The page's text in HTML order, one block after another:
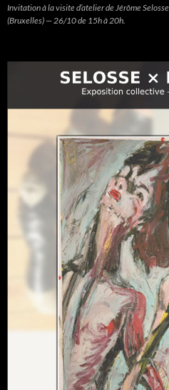
Invitation à la visite d’atelier de Jérôme
(Bruxelles) — 26/10 de 15h à 20h.